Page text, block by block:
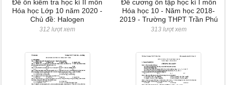
Đề ôn kiểm tra học kì II môn
Hóa học Lớp 10 năm 2020 -
Chủ đề: Halogen
312 lượt xem
Đề cương ôn tập học kì I môn
Hóa học 10 - Năm học 2018-
2019 - Trường THPT Trần Phú
313 lượt xem